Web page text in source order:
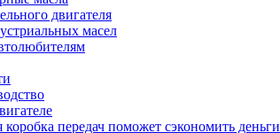
двигателя
масел
коробка передач поможет сэкономить деньги